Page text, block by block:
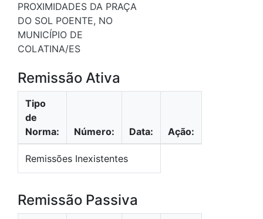
PROXIMIDADES DA PRAÇA
DO SOL POENTE, NO
MUNICÍPIO DE
COLATINA/ES
Remissão Ativa
Tipo
de
Norma:
Número: Data: Ação:
Remissões Inexistentes
Remissão Passiva